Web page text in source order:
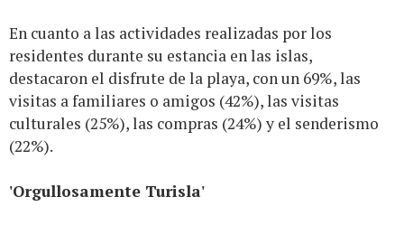
En cuanto a las actividades realizadas por los
residentes durante su estancia en las islas,
destacaron el disfrute de la playa, con un 69%, las
visitas a familiares o amigos (42%), las visitas
culturales (25%), las compras (24%) y el senderismo
(22%).
'Orgullosamente Turisla'